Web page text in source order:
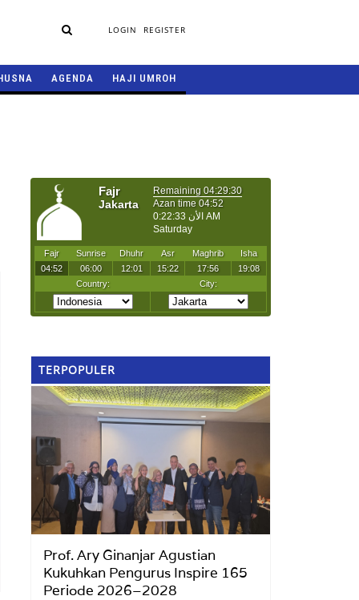
LOGIN REGISTER
AGENDA HAJI UMROH
TERPOPULER
Prof. Ary Ginanjar Agustian
Kukuhkan Pengurus Inspire 165
Periode 2026–2028